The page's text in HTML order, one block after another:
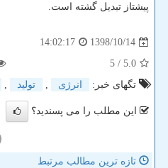
پیشتاز تبدیل گشته است.
1398/10/14
14:02:17
5.0
/ 5
تگهای خبر:
انرژی , تولید ,
این مطلب را می پسندید؟
تازه ترین مطالب مرتبط